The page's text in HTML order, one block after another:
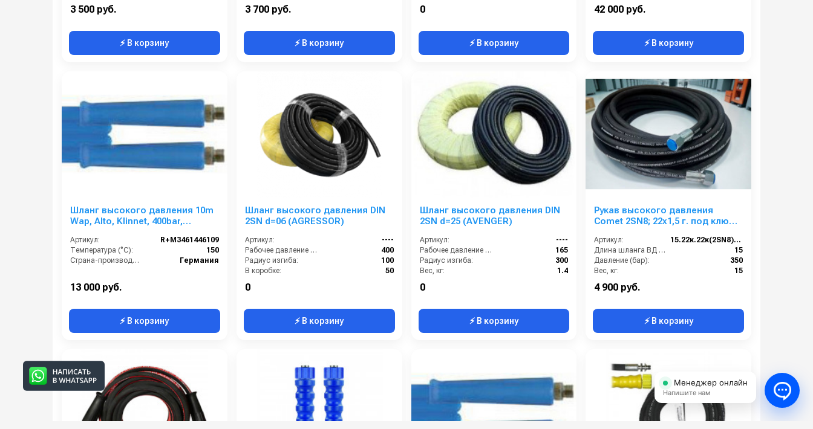
3 500 руб.
⚡ В корзину
3 700 руб.
⚡ В корзину
0
⚡ В корзину
42 000 руб.
⚡ В корзину
Шланг высокого давления 10m
Wap, Alto, Klinnet, 400bar,
арматура нерж.сталь
Артикул:
R+M3461446109
Температура (°C):
150
Страна-производитель:
Германия
13 000 руб.
⚡ В корзину
Шланг высокого давления DIN
2SN d=06 (AGRESSOR)
Артикул:
----
Рабочее давление (бар):
400
Радиус изгиба:
100
В коробке:
50
0
⚡ В корзину
Шланг высокого давления DIN
2SN d=25 (AVENGER)
Артикул:
----
Рабочее давление (бар):
165
Радиус изгиба:
300
Вес, кг:
1.4
0
⚡ В корзину
Рукав высокого давления
Comet 2SN8; 22х1,5 г. под ключ
Артикул:
15.22к.22к(2SN8) Comet
Длина шланга ВД (м):
15
Давление (бар):
350
Вес, кг:
15
4 900 руб.
⚡ В корзину
Менеджер онлайн
Напишите нам